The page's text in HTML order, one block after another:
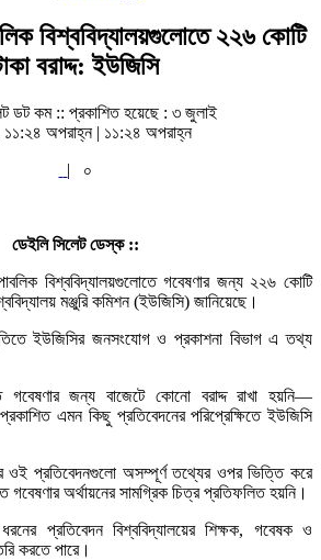
বিশ্ববিদ্যালয়গুলোতে ২২৬ কোটি
বরাদ্দ: ইউজিসি
ডট কম :: প্রকাশিত হয়েছে : ৩ জুলাই
অপরাহ্ন | ১১:২৪ অপরাহ্ন
|
০
ডেইলি সিলেট ডেস্ক ::
বিশ্ববিদ্যালয়গুলোতে গবেষণার জন্য ২২৬ কোটি
মঞ্জুরি কমিশন (ইউজিসি) জানিয়েছে।
ইউজিসির জনসংযোগ ও প্রকাশনা বিভাগ এ তথ্য
গবেষণার জন্য বাজেটে কোনো বরাদ্দ রাখা হয়নি—
এমন কিছু প্রতিবেদনের পরিপ্রেক্ষিতে ইউজিসি
ওই প্রতিবেদনগুলো অসম্পূর্ণ তথ্যের ওপর ভিত্তি করে
গবেষণার অর্থায়নের সামগ্রিক চিত্র প্রতিফলিত হয়নি।
প্রতিবেদন বিশ্ববিদ্যালয়ের শিক্ষক, গবেষক ও
করতে পারে।